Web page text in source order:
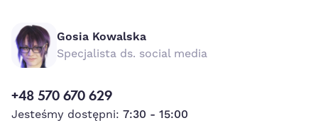
Gosia Kowalska
Specjalista ds. social media
+48 570 670 629
Jesteśmy dostępni: 7:30 - 15:00